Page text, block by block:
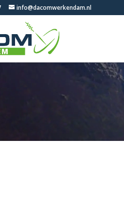
info@dacomwerkendam.nl